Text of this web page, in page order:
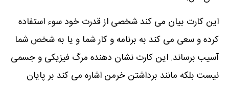
این کارت بیان می کند شخصی از قدرت خود سوء استفاده
کرده و سعی می کند به برنامه و کار شما و یا به شخص شما
آسیب برساند. این کارت نشان دهنده مرگ فیزیکی و جسمی
نیست بلکه مانند برداشتن خرمن اشاره می کند بر پایان